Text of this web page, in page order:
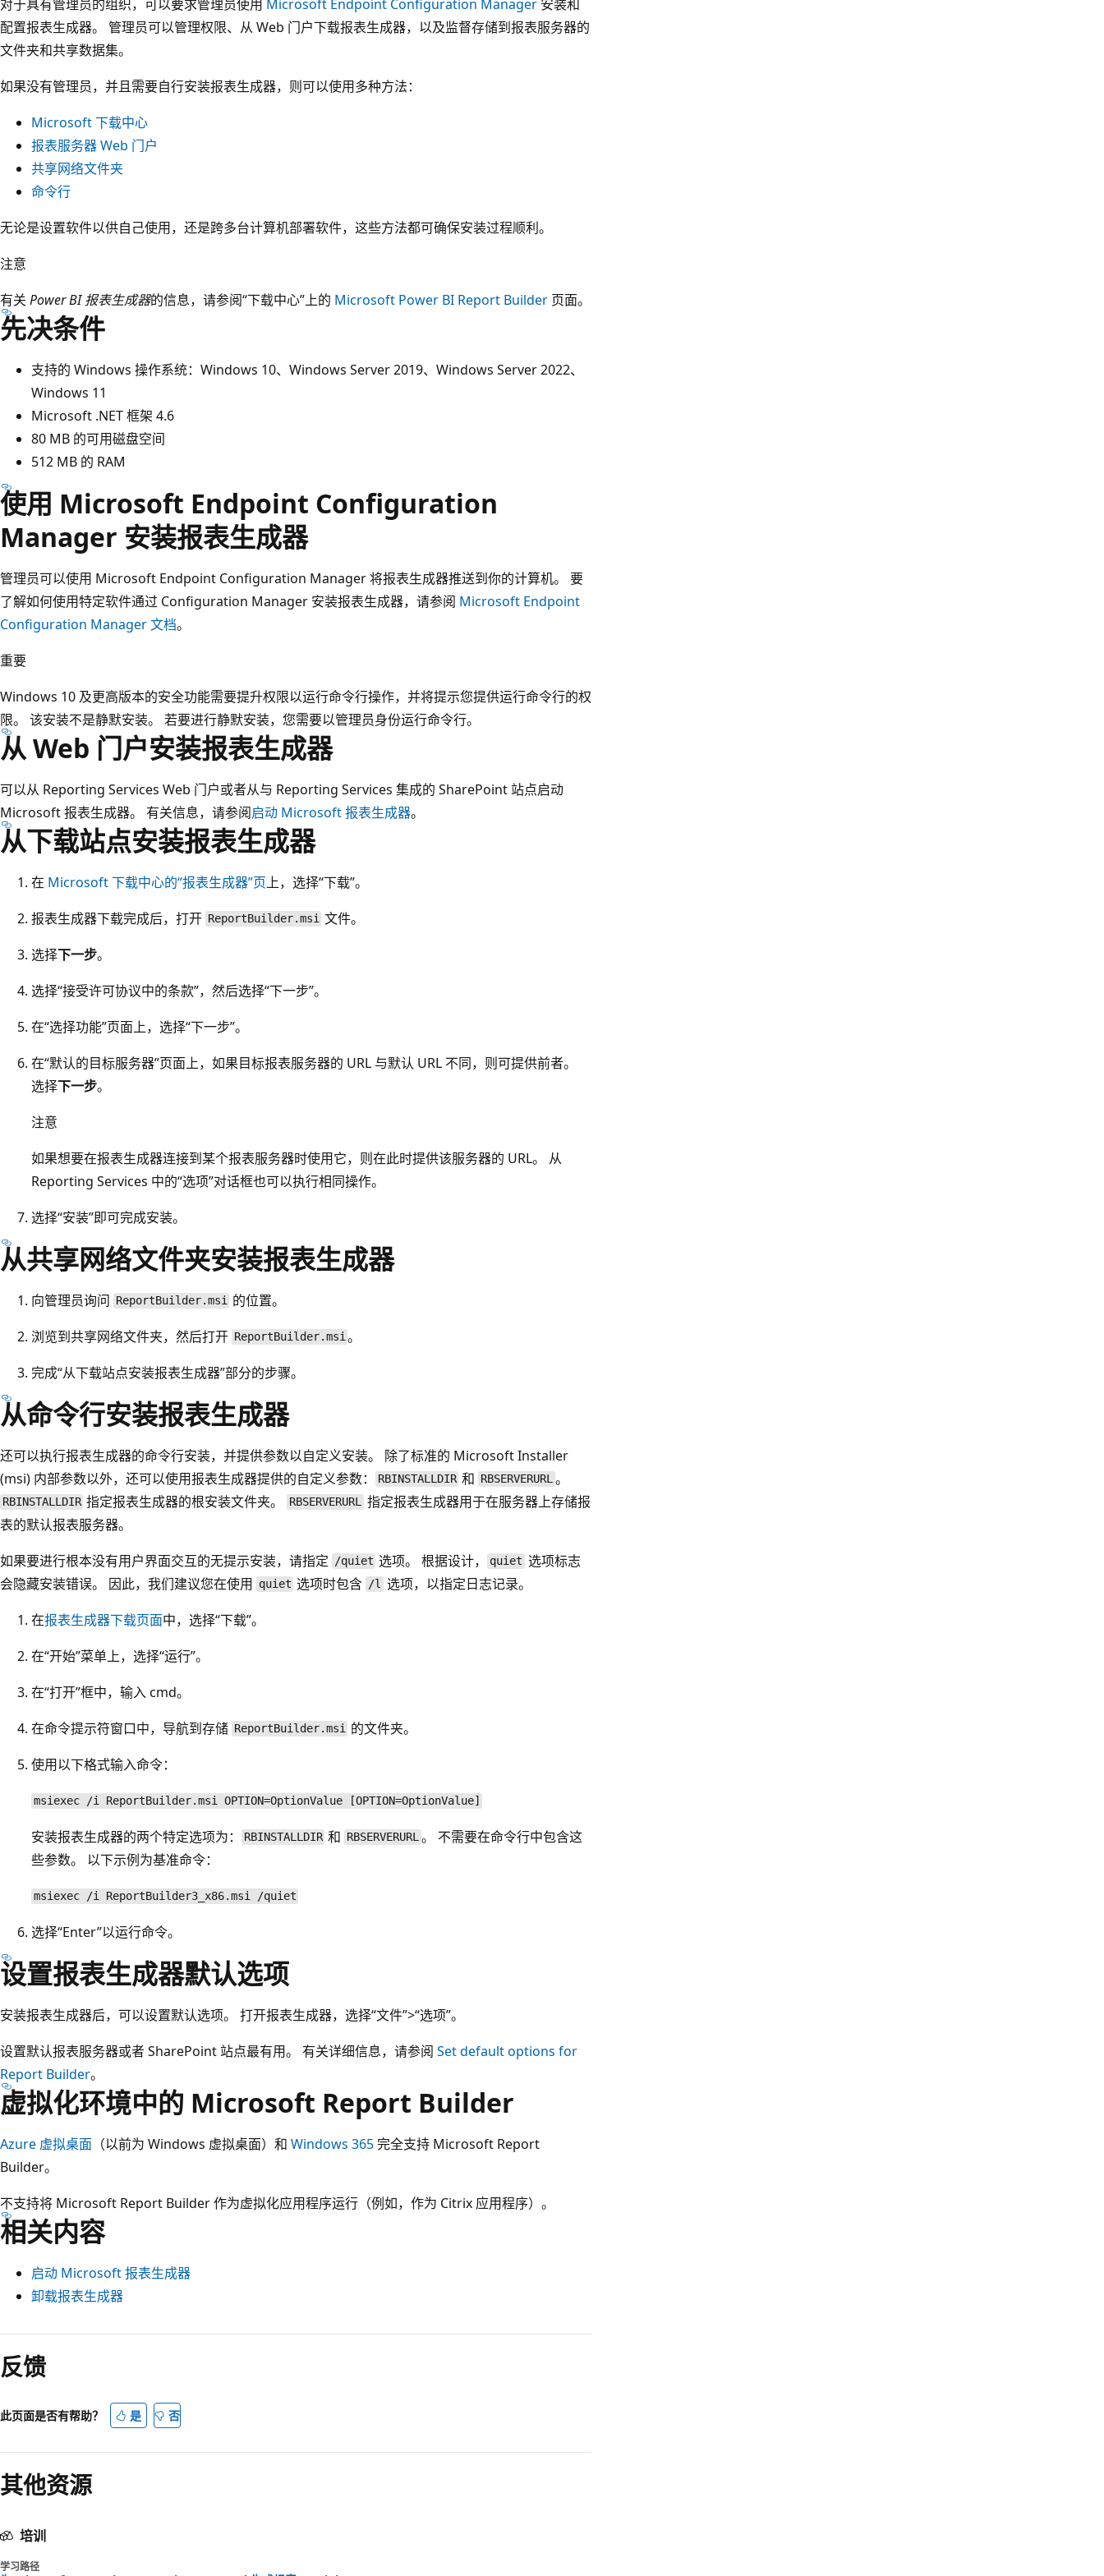
对于具有管理员的组织，可以要求管理员使用 Microsoft Endpoint Configuration Manager 安装和
配置报表生成器。 管理员可以管理权限、从 Web 门户下载报表生成器，以及监督存储到报表服务器的
文件夹和共享数据集。
如果没有管理员，并且需要自行安装报表生成器，则可以使用多种方法：
Microsoft 下载中心
报表服务器 Web 门户
共享网络文件夹
命令行
无论是设置软件以供自己使用，还是跨多台计算机部署软件，这些方法都可确保安装过程顺利。
注意
有关 Power BI 报表生成器的信息，请参阅“下载中心”上的 Microsoft Power BI Report Builder 页面。
先决条件
支持的 Windows 操作系统：Windows 10、Windows Server 2019、Windows Server 2022、
Windows 11
Microsoft .NET 框架 4.6
80 MB 的可用磁盘空间
512 MB 的 RAM
使用 Microsoft Endpoint Configuration
Manager 安装报表生成器
管理员可以使用 Microsoft Endpoint Configuration Manager 将报表生成器推送到你的计算机。 要
了解如何使用特定软件通过 Configuration Manager 安装报表生成器，请参阅 Microsoft Endpoint
Configuration Manager 文档。
重要
Windows 10 及更高版本的安全功能需要提升权限以运行命令行操作，并将提示您提供运行命令行的权
限。 该安装不是静默安装。 若要进行静默安装，您需要以管理员身份运行命令行。
从 Web 门户安装报表生成器
可以从 Reporting Services Web 门户或者从与 Reporting Services 集成的 SharePoint 站点启动
Microsoft 报表生成器。 有关信息，请参阅启动 Microsoft 报表生成器。
从下载站点安装报表生成器
在 Microsoft 下载中心的“报表生成器”页上，选择“下载”。
报表生成器下载完成后，打开 ReportBuilder.msi 文件。
选择下一步。
选择“接受许可协议中的条款”，然后选择“下一步”。
在“选择功能”页面上，选择“下一步”。
在“默认的目标服务器”页面上，如果目标报表服务器的 URL 与默认 URL 不同，则可提供前者。
选择下一步。
注意
如果想要在报表生成器连接到某个报表服务器时使用它，则在此时提供该服务器的 URL。 从
Reporting Services 中的“选项”对话框也可以执行相同操作。
选择“安装”即可完成安装。
从共享网络文件夹安装报表生成器
向管理员询问 ReportBuilder.msi 的位置。
浏览到共享网络文件夹，然后打开 ReportBuilder.msi。
完成“从下载站点安装报表生成器”部分的步骤。
从命令行安装报表生成器
还可以执行报表生成器的命令行安装，并提供参数以自定义安装。 除了标准的 Microsoft Installer
(msi) 内部参数以外，还可以使用报表生成器提供的自定义参数：
RBINSTALLDIR 和 RBSERVERURL。
RBINSTALLDIR 指定报表生成器的根安装文件夹。 RBSERVERURL 指定报表生成器用于在服务器上存储报
表的默认报表服务器。
如果要进行根本没有用户界面交互的无提示安装，请指定 /quiet 选项。 根据设计， quiet 选项标志
会隐藏安装错误。 因此，我们建议您在使用 quiet 选项时包含 /l 选项，以指定日志记录。
在报表生成器下载页面中，选择“下载”。
在“开始”菜单上，选择“运行”。
在“打开”框中，输入 cmd。
在命令提示符窗口中，导航到存储 ReportBuilder.msi 的文件夹。
使用以下格式输入命令：
msiexec /i ReportBuilder.msi OPTION=OptionValue [OPTION=OptionValue]
安装报表生成器的两个特定选项为： RBINSTALLDIR 和 RBSERVERURL。 不需要在命令行中包含这
些参数。 以下示例为基准命令：
msiexec /i ReportBuilder3_x86.msi /quiet
选择“Enter”以运行命令。
设置报表生成器默认选项
安装报表生成器后，可以设置默认选项。 打开报表生成器，选择“文件”>“选项”。
设置默认报表服务器或者 SharePoint 站点最有用。 有关详细信息，请参阅 Set default options for
Report Builder。
虚拟化环境中的 Microsoft Report Builder
Azure 虚拟桌面 （以前为 Windows 虚拟桌面）和 Windows 365完全支持 Microsoft Report
Builder。
不支持将 Microsoft Report Builder 作为虚拟化应用程序运行（例如，作为 Citrix 应用程序）。
相关内容
启动 Microsoft 报表生成器
卸载报表生成器
反馈
此页面是否有帮助？ 是 否
其他资源
培训
学习路径